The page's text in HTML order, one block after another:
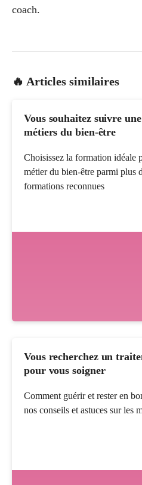
coach.
🔥 Articles similaires
Vous souhaitez suivre
métiers du bien-être
Choisissez la formation idéale
métier du bien-être parmi plus
formations reconnues
Vous recherchez un
pour vous soigner
Comment guérir et rester en
nos conseils et astuces sur les